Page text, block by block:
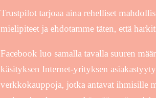
Trustpilot tarjoaa aina rehelliset
mielipiteet ja ehdotamme täten, että
Facebook luo samalla tavalla suuren
käsityksen Internet-yrityksen
verkkokauppoja, jotka antavat ihmisille